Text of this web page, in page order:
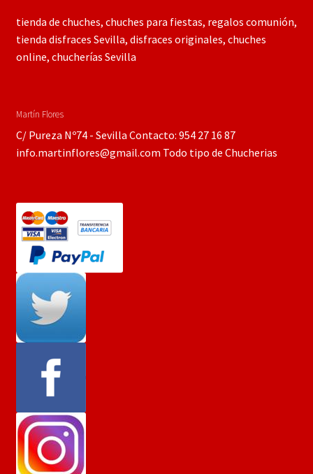
tienda de chuches, chuches para fiestas, regalos comunión,
tienda disfraces Sevilla, disfraces originales, chuches
online, chucherías Sevilla
Martín Flores
C/ Pureza Nº74 - Sevilla Contacto: 954 27 16 87
info.martinflores@gmail.com Todo tipo de Chucherias